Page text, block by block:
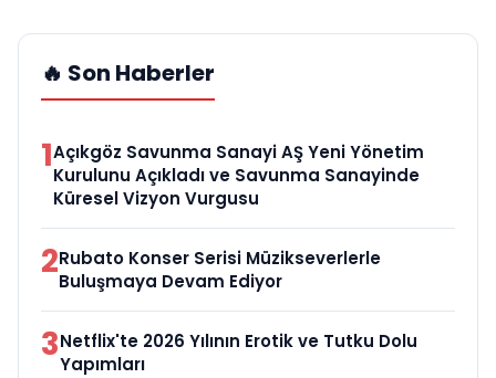
🔥 Son Haberler
1Açıkgöz Savunma Sanayi AŞ Yeni Yönetim
Kurulunu Açıkladı ve Savunma Sanayinde
Küresel Vizyon Vurgusu
2Rubato Konser Serisi Müzikseverlerle
Buluşmaya Devam Ediyor
3Netflix'te 2026 Yılının Erotik ve Tutku Dolu
Yapımları